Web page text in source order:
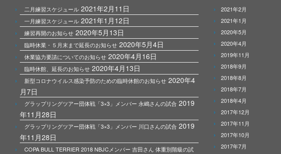
二月練習スケジュール 2021年2月11日
一月練習スケジュール 2021年1月12日
練習再開のお知らせ 2020年5月13日
臨時休業・５月末まで延長のお知らせ 2020年5月4日
休業協力要請についてのお知らせ 2020年4月16日
臨時休館、延長のお知らせ 2020年4月13日
新型コロナウイルス感染予防のための臨時休館のお知らせ 2020年4
月7日
グラップリングツアー団体戦「3×3」メンバー 永嶋さんの試合 2019
年11月28日
グラップリングツアー団体戦「3×3」メンバー 川口さんの試合 2019
年11月28日
COPA BULL TERRIER 2018 NBJCメンバー 吉田さん 体重別階級の試
2021年2月
2021年1月
2020年5月
2020年4月
2019年11月
2018年9月
2018年8月
2018年7月
2018年4月
2017年12月
2017年11月
2017年10月
2017年7月